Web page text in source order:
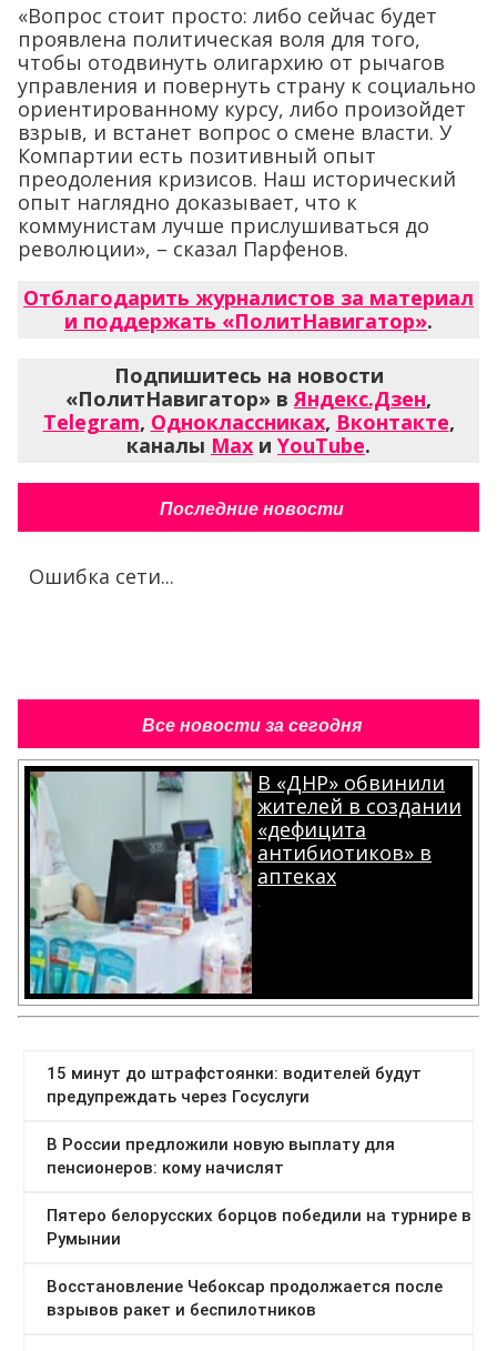
«Вопрос стоит просто: либо сейчас будет
проявлена политическая воля для того,
чтобы отодвинуть олигархию от рычагов
управления и повернуть страну к социально
ориентированному курсу, либо произойдет
взрыв, и встанет вопрос о смене власти. У
Компартии есть позитивный опыт
преодоления кризисов. Наш исторический
опыт наглядно доказывает, что к
коммунистам лучше прислушиваться до
революции», – сказал Парфенов.
Отблагодарить журналистов за материал
и поддержать «ПолитНавигатор».
Подпишитесь на новости
«ПолитНавигатор» вЯндекс.Дзен,
Telegram, Одноклассниках, Вконтакте,
каналы Max и YouTube.
Последние новости
Ошибка сети...
Все новости за сегодня
В «ДНР» обвинили
жителей в создании
«дефицита
антибиотиков» в
аптеках
.